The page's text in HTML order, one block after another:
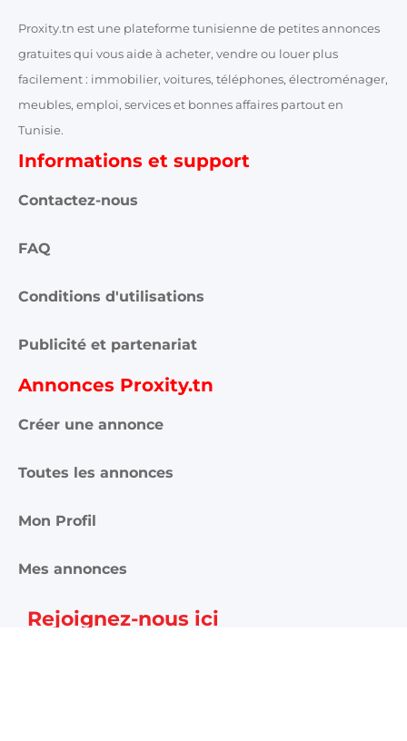
Proxity.tn est une plateforme tunisienne de petites annonces
gratuites qui vous aide à acheter, vendre ou louer plus
facilement : immobilier, voitures, téléphones, électroménager,
meubles, emploi, services et bonnes affaires partout en
Tunisie.
Informations et support
Contactez-nous
FAQ
Conditions d'utilisations
Publicité et partenariat
Annonces Proxity.tn
Créer une annonce
Toutes les annonces
Mon Profil
Mes annonces
Rejoignez-nous ici